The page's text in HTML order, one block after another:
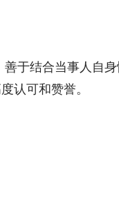
于结合当事人自
认可和赞誉。